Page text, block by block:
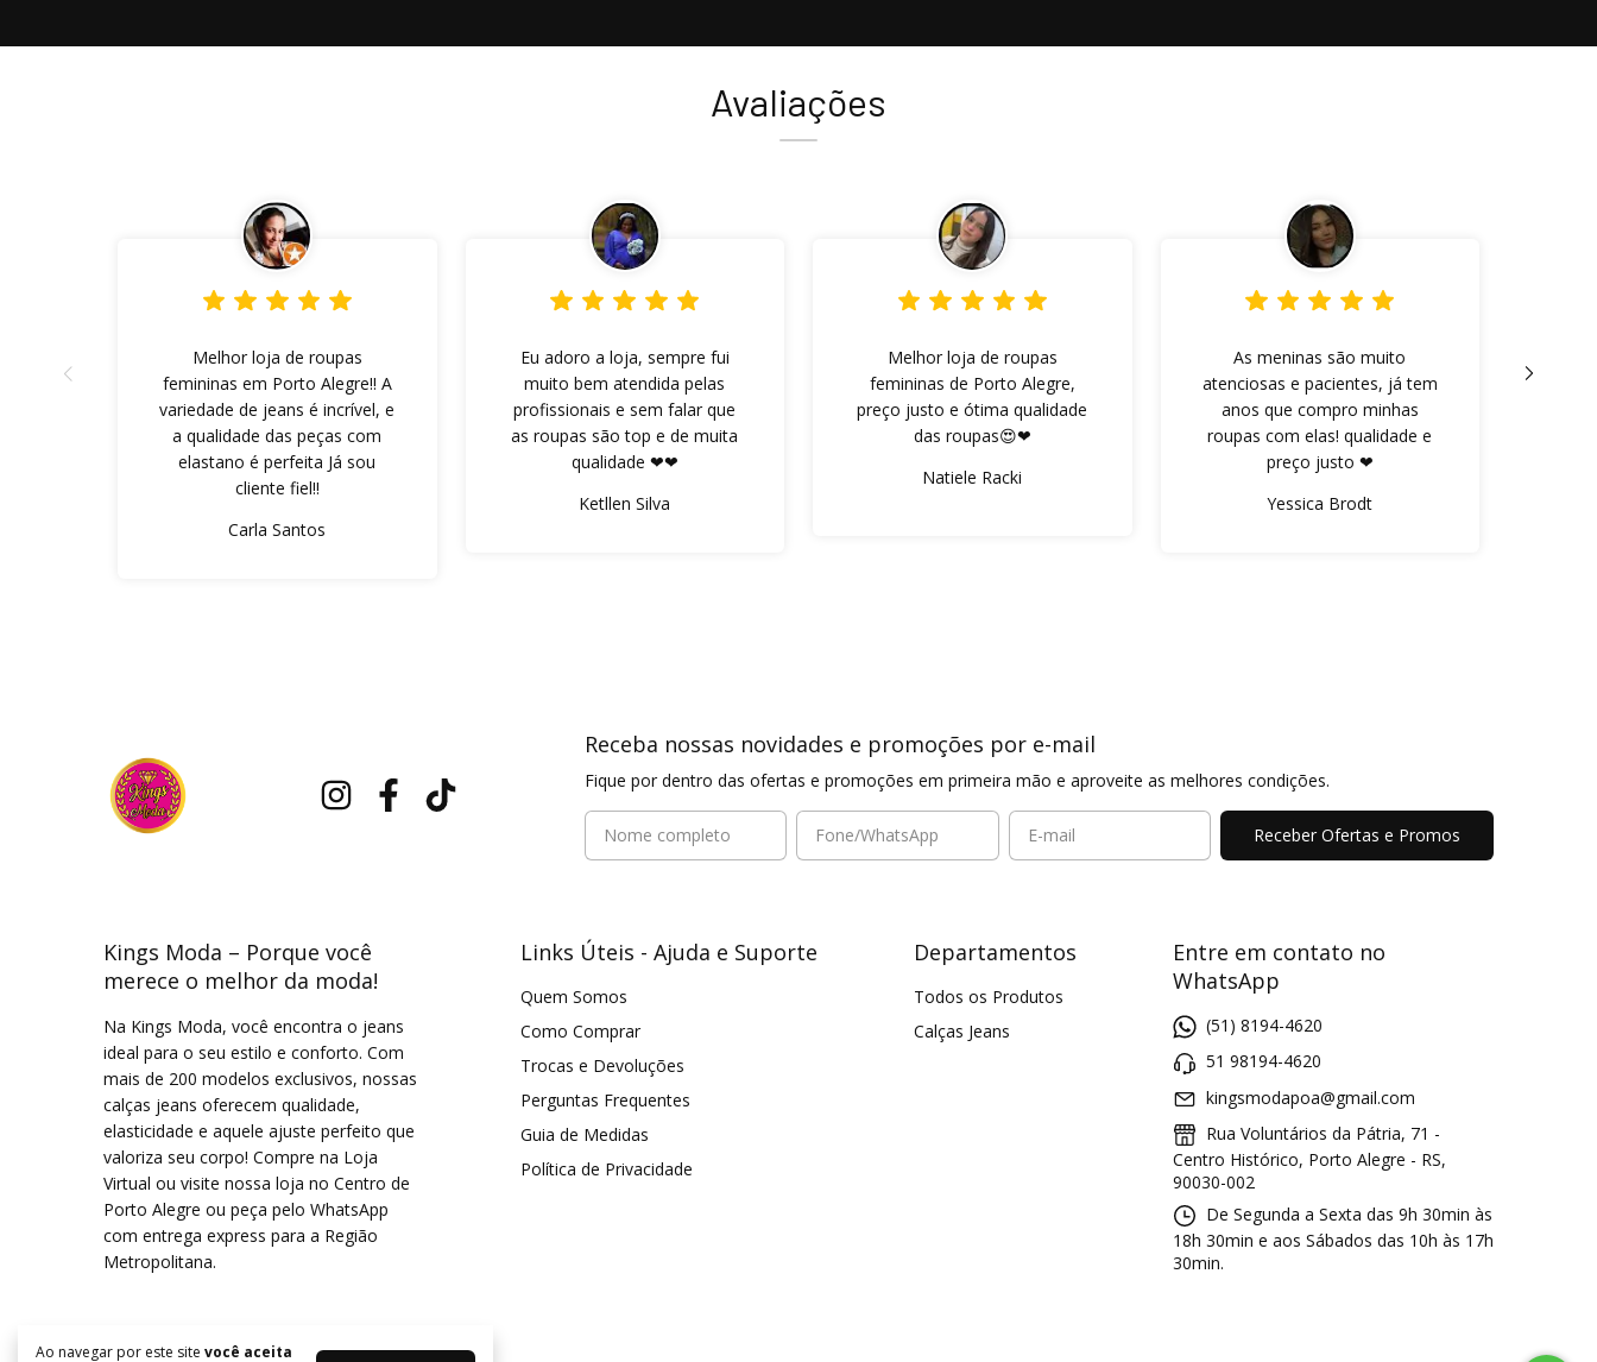
Ao navegar por este site você aceita
Avaliações
Melhor loja de roupas
femininas em Porto Alegre!! A
variedade de jeans é incrível, e
a qualidade das peças com
elastano é perfeita Já sou
cliente fiel!!
Carla Santos
Eu adoro a loja, sempre fui
muito bem atendida pelas
profissionais e sem falar que
as roupas são top e de muita
qualidade ❤❤
Ketllen Silva
Melhor loja de roupas
femininas de Porto Alegre,
preço justo e ótima qualidade
das roupas😍❤
Natiele Racki
As meninas são muito
atenciosas e pacientes, já tem
anos que compro minhas
roupas com elas! qualidade e
preço justo ❤
Yessica Brodt
Receba nossas novidades e promoções por e-mail
Fique por dentro das ofertas e promoções em primeira mão e aproveite as melhores condições.
Kings Moda – Porque você
merece o melhor da moda!
Na Kings Moda, você encontra o jeans
ideal para o seu estilo e conforto. Com
mais de 200 modelos exclusivos, nossas
calças jeans oferecem qualidade,
elasticidade e aquele ajuste perfeito que
valoriza seu corpo! Compre na Loja
Virtual ou visite nossa loja no Centro de
Porto Alegre ou peça pelo WhatsApp
com entrega express para a Região
Metropolitana.
Links Úteis - Ajuda e Suporte
Quem Somos
Como Comprar
Trocas e Devoluções
Perguntas Frequentes
Guia de Medidas
Política de Privacidade
Departamentos
Todos os Produtos
Calças Jeans
Entre em contato no
WhatsApp
(51) 8194-4620
51 98194-4620
kingsmodapoa@gmail.com
Rua Voluntários da Pátria, 71 -
Centro Histórico, Porto Alegre - RS,
90030-002
De Segunda a Sexta das 9h 30min às
18h 30min e aos Sábados das 10h às 17h
30min.